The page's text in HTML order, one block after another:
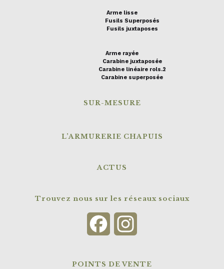
Arme lisse
Fusils Superposés
Fusils juxtaposes
Arme rayée
Carabine juxtaposée
Carabine linéaire rols.2
Carabine superposée
SUR-MESURE
L’ARMURERIE CHAPUIS
ACTUS
Trouvez nous sur les réseaux sociaux
Facebook
POINTS DE VENTE